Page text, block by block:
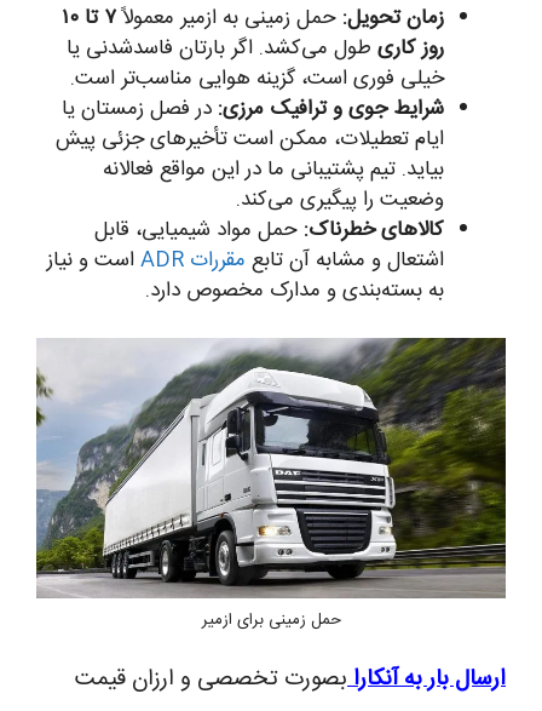
زمان تحویل: حمل زمینی به ازمیر معمولاً
۷ تا ۱۰
روز کاری طول می‌کشد. اگر بارتان فاسدشدنی یا
خیلی فوری است، گزینه هوایی مناسب‌تر است.
شرایط جوی و ترافیک مرزی: در فصل زمستان یا
ایام تعطیلات، ممکن است تأخیرهای جزئی پیش
بیاید. تیم پشتیبانی ما در این مواقع فعالانه
وضعیت را پیگیری می‌کند.
کالاهای خطرناک: حمل مواد شیمیایی، قابل
اشتعال و مشابه آن تابع مقررات ADR
است و نیاز
به بسته‌بندی و مدارک مخصوص دارد.
حمل زمینی برای ازمیر
ارسال بار به آنکارا بصورت تخصصی و ارزان قیمت